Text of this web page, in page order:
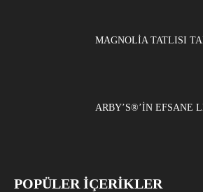
MAGNOLIA TATLISI
ARBY’S®’IN EFSANE
POPÜLER İÇERİKLER